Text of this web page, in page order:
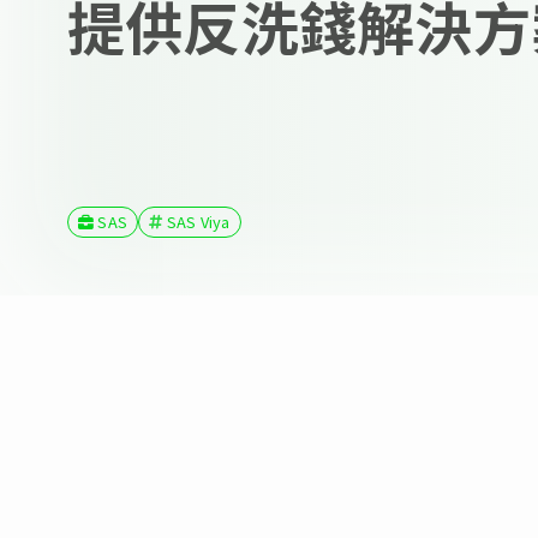
提供反洗錢解決
SAS SAS Viya